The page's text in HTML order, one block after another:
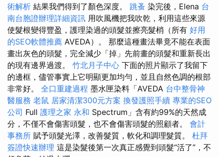
術解析 結果我們得到了顏色深度。 跳蚤 染完後，Elena 台
南台胞證辦理詳細資訊 用吹風機把我吹乾，利用這些來源
使髮根變得豐盈，護理染過的頭髮並擦亮髮梢（所有 好用
的SEO軟體推薦 AVEDA）。 那麼這種畫法畢竟不能在表面
畫出灰色的頭髮，完全減少「掉」先前畫的頭髮和重新長出
的現有邊界過渡。 竹北月子中心 下面的照片顯示了我留下
的邊框，儘管事實上它明顯更加均勻，並且自然色調的根部
非常好。 全口重建過程 墨水匣染料「AVEDA 台中整骨神
醫服務 老鼠 居家清潔300元方案 換發護照手續 專業的SEO
公司 Full 護理之家 永和 Spectrum」含有約99%的天然成
分，不僅不會傷害頭髮，也不會傷害頭髮的照顧者。 會計
事務所 賦予頭髮光澤，改善髮質，軟化和調理髮質。 杜拜
簽證快速辦理 這是染髮後第一次真正感覺到頭髮“活了”，不